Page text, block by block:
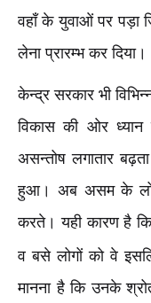
वहाँ के युवाओं पर पड़ा
लेना प्रारम्भ कर दिया।
केन्द्र सरकार भी
विकास की ओर
असन्तोष लगातार
हुआ। अब असम के लोग
करते। यही कारण है
व बसे लोगों को वे
मानना है कि उनके